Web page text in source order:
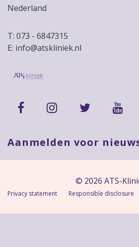
Nederland
T: 073 - 6847315
E: info@atskliniek.nl
Aanmelden voor
© 2026 ATS-
Privacy statement Responsible disclosure